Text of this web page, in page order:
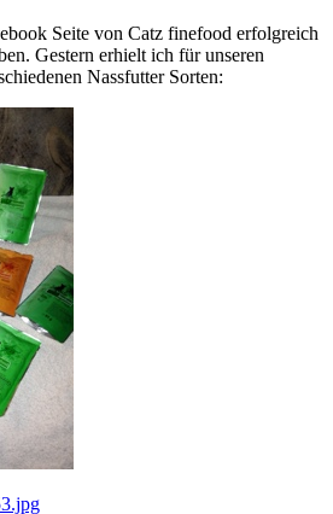
Seite von Catz finefood erfolgreich
Gestern erhielt ich für unseren
Nassfutter Sorten: